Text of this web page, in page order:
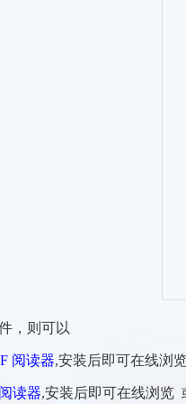
，则可以
阅读器,安装后即可在线浏
读器,安装后即可在线浏览